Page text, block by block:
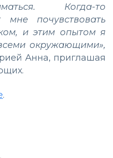
Когда-то
мне почувствовать
и этим опытом я
окружающими»,
Анна, приглашая
.